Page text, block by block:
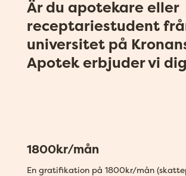
Är du apotekare eller
receptariestudent
universitet på
Apotek erbjuder vi
1800kr/mån
En gratifikation på 1800kr/mån